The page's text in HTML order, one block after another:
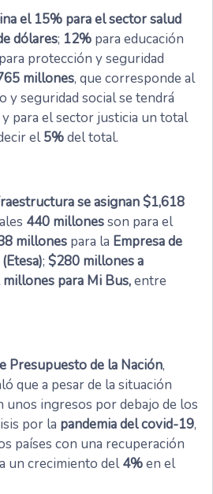
el 15% para el sector salud
dólares; 12% para educación
protección y seguridad
millones, que corresponde al
y seguridad social se tendrá
y para el sector justicia un total
el5%del total.
se asignan $1,618
440 millonesson para el
millones para la Empresa de
; $280 millones a
para Mi Bus,entre
Presupuesto de la Nación,
que a pesar de la situación
unos ingresos por debajo de los
por la pandemia del covid-19,
países con una recuperación
un crecimiento del4%en el